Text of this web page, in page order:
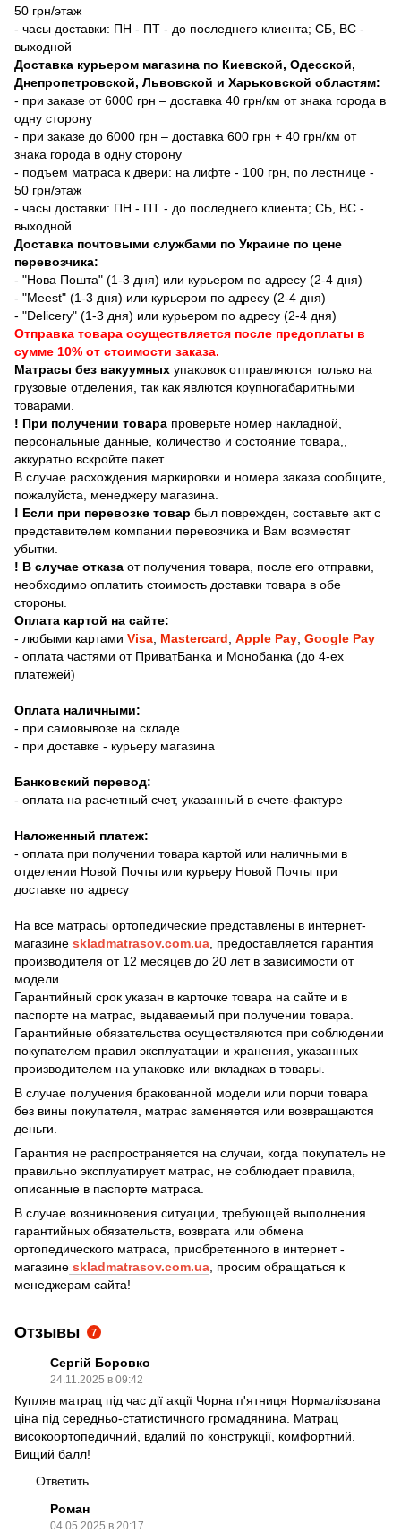
50 грн/этаж
- часы доставки: ПН - ПТ - до последнего клиента; СБ, ВС -
выходной
Доставка курьером магазина по Киевской, Одесской,
Днепропетровской, Львовской и Харьковской областям:
- при заказе от 6000 грн – доставка 40 грн/км от знака города в
одну сторону
- при заказе до 6000 грн – доставка 600 грн + 40 грн/км от
знака города в одну сторону
- подъем матраса к двери: на лифте - 100 грн, по лестнице -
50 грн/этаж
- часы доставки: ПН - ПТ - до последнего клиента; СБ, ВС -
выходной
Доставка почтовыми службами по Украине по цене
перевозчика:
- "Нова Пошта" (1-3 дня) или курьером по адресу (2-4 дня)
- "Meest" (1-3 дня) или курьером по адресу (2-4 дня)
- "Delicery" (1-3 дня) или курьером по адресу (2-4 дня)
Отправка товара осуществляется после предоплаты в
сумме 10% от стоимости заказа.
Матрасы без вакуумных упаковок отправляются только на
грузовые отделения, так как явлются крупногабаритными
товарами.
! При получении товара проверьте номер накладной,
персональные данные, количество и состояние товара,,
аккуратно вскройте пакет.
В случае расхождения маркировки и номера заказа сообщите,
пожалуйста, менеджеру магазина.
! Если при перевозке товар был поврежден, составьте акт с
представителем компании перевозчика и Вам возместят
убытки.
! В случае отказа от получения товара, после его отправки,
необходимо оплатить стоимость доставки товара в обе
стороны.
Оплата картой на сайте:
- любыми картами Visa Mastercard Apple Pay Google Pay
- оплата частями от ПриватБанка и Монобанка (до 4-ех
платежей)
Оплата наличными:
- при самовывозе на складе
- при доставке - курьеру магазина
Банковский перевод:
- оплата на расчетный счет, указанный в счете-фактуре
Наложенный платеж:
- оплата при получении товара картой или наличными в
отделении Новой Почты или курьеру Новой Почты при
доставке по адресу
На все матрасы ортопедические представлены в интернет-
магазине skladmatrasov.com.ua , предоставляется гарантия
производителя от 12 месяцев до 20 лет в зависимости от
модели.
Гарантийный срок указан в карточке товара на сайте и в
паспорте на матрас, выдаваемый при получении товара.
Гарантийные обязательства осуществляются при соблюдении
покупателем правил эксплуатации и хранения, указанных
производителем на упаковке или вкладках в товары.
В случае получения бракованной модели или порчи товара
без вины покупателя, матрас заменяется или возвращаются
деньги.
Гарантия не распространяется на случаи, когда покупатель не
правильно эксплуатирует матрас, не соблюдает правила,
описанные в паспорте матраса.
В случае возникновения ситуации, требующей выполнения
гарантийных обязательств, возврата или обмена
ортопедического матраса, приобретенного в интернет -
магазине skladmatrasov.com.ua , просим обращаться к
менеджерам сайта!
Отзывы 7
Сергій Боровко
24.11.2025 в 09:42
Купляв матрац під час дії акції Чорна п'ятниця Нормалізована
ціна під середньо-статистичного громадянина. Матрац
високоортопедичний, вдалий по конструкції, комфортний.
Вищий балл!
Ответить
Роман
04.05.2025 в 20:17